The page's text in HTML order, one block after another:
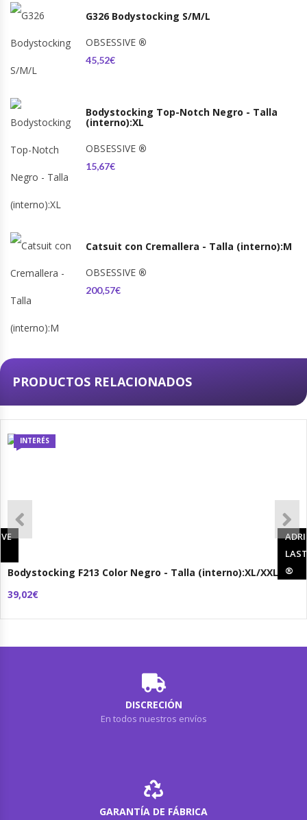
G326 Bodystocking S/M/L
OBSESSIVE ®
45,52€
Bodystocking Top-Notch Negro - Talla
(interno):XL
OBSESSIVE ®
15,67€
Catsuit con Cremallera - Talla (interno):M
OBSESSIVE ®
200,57€
PRODUCTOS RELACIONADOS
INTERÉS
Bodystocking F213 Color Negro - Talla (interno):XL/XXL
39,02€
®
DISCRECIÓN
En todos nuestros envíos
GARANTÍA DE FÁBRICA